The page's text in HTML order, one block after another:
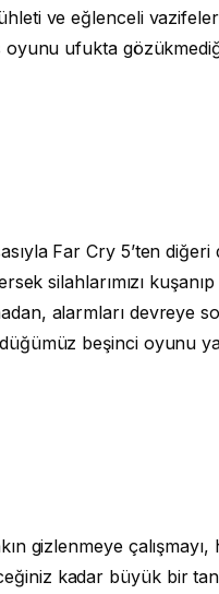
ve eğlenceli
oyunu ufukta
Far Cry 5’ten diğeri
silahlarımızı
alarmları devreye
beşinci oyunu
gizlenmeye çalışmayı,
kadar büyük bir